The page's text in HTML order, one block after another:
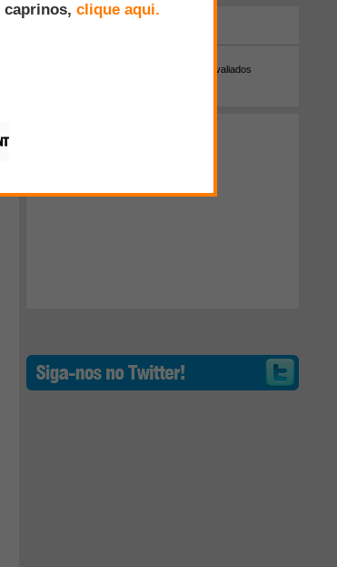
Melhor avaliados